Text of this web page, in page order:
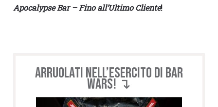
Apocalypse Bar – Fino all’Ultimo Cliente!
Arruolati nell’esercito di BAR
WARS! ↴